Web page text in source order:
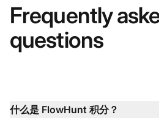
Frequently
questions
什么是 FlowHunt 积分？